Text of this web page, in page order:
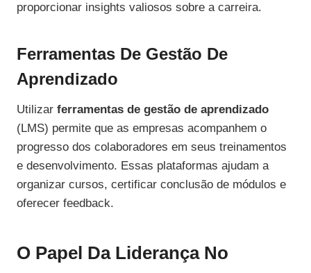
proporcionar insights valiosos sobre a carreira.
Ferramentas De Gestão De
Aprendizado
Utilizar ferramentas de gestão de aprendizado
(LMS) permite que as empresas acompanhem o
progresso dos colaboradores em seus treinamentos
e desenvolvimento. Essas plataformas ajudam a
organizar cursos, certificar conclusão de módulos e
oferecer feedback.
O Papel Da Liderança No